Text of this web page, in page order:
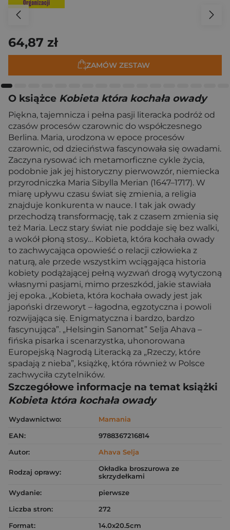
64,87 zł
ZAMÓW ZESTAW
O książce Kobieta która kochała owady
Piękna, tajemnicza i pełna pasji literacka podróż od
czasów procesów czarownic do współczesnego
Berlina. Maria, urodzona w epoce procesów
czarownic, od dzieciństwa fascynowała się owadami.
Zaczyna rysować ich metamorficzne cykle życia,
podobnie jak jej historyczny pierwowzór, niemiecka
przyrodniczka Maria Sibylla Merian (1647–1717). W
miarę upływu czasu świat się zmienia, a religia
znajduje konkurenta w nauce. I tak jak owady
przechodzą transformację, tak z czasem zmienia się
też Maria. Lecz stary świat nie poddaje się bez walki,
a wokół płoną stosy… Kobieta, która kochała owady
to zachwycająca opowieść o relacji człowieka z
naturą, ale przede wszystkim wciągająca historia
kobiety podążającej pełną wyzwań drogą wytyczoną
własnymi pasjami, mimo przeszkód, jakie stawiała
jej epoka. „Kobieta, która kochała owady jest jak
japoński drzeworyt – łagodna, egzotyczna i powoli
rozwijająca się. Enigmatyczna i bardzo, bardzo
fascynująca”. „Helsingin Sanomat” Selja Ahava –
fińska pisarka i scenarzystka, uhonorowana
Europejską Nagrodą Literacką za „Rzeczy, które
spadają z nieba”, książkę, która również w Polsce
zachwyciła czytelników.
Szczegółowe informacje na temat książki
Kobieta która kochała owady
Wydawnictwo:
Mamania
EAN:
9788367216814
Autor:
Ahava Selja
Rodzaj oprawy:
Okładka broszurowa ze
skrzydełkami
Wydanie:
pierwsze
Liczba stron:
272
Format:
14.0x20.5cm